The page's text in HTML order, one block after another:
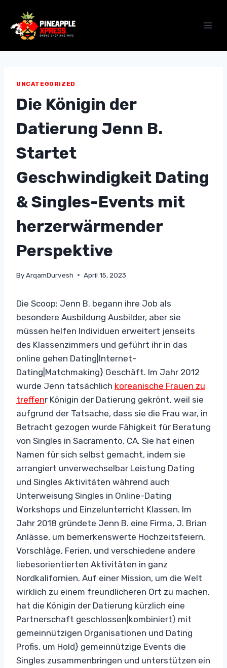
content
UNCATEGORIZED
Die Königin der
Datierung Jenn B.
Startet
Geschwindigkeit Dating
& Singles-Events mit
herzerwärmender
Perspektive
ByArqamDurvesh April 15, 2023
Die Scoop: Jenn B. begann ihre Job als
besondere Ausbildung Ausbilder, aber sie
müssen helfen Individuen erweitert jenseits
des Klassenzimmers und geführt ihr in das
online gehen Dating|Internet-
Dating|Matchmaking} Geschäft. Im Jahr 2012
wurde Jenn tatsächlich koreanische Frauen zu
treffenr Königin der Datierung gekrönt, weil sie
aufgrund der Tatsache, dass sie die Frau war, in
Betracht gezogen wurde Fähigkeit für Beratung
von Singles in Sacramento, CA. Sie hat einen
Namen für sich selbst gemacht, indem sie
arrangiert unverwechselbar Leistung Dating
und Singles Aktivitäten während auch
Unterweisung Singles in Online-Dating
Workshops und Einzelunterricht Klassen. Im
Jahr 2018 gründete Jenn B. eine Firma, J. Brian
Anlässe, um bemerkenswerte Hochzeitsfeiern,
Vorschläge, Ferien, und verschiedene andere
liebesorientierten Aktivitäten in ganz
Nordkalifornien. Auf einer Mission, um die Welt
wirklich zu einem freundlicheren Ort zu machen,
hat die Königin der Datierung kürzlich eine
Partnerschaft geschlossen|kombiniert} mit
gemeinnützigen Organisationen und Dating
Profis, um Hold} gemeinnützige Events die
Singles zusammenbringen und unterstützen ein